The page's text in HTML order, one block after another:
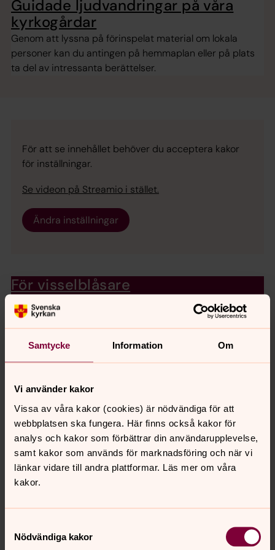
Samtycke Information Om
Vi använder kakor
Vissa av våra kakor (cookies) är nödvändiga för att
webbplatsen ska fungera. Här finns också kakor för
analys och kakor som förbättrar din användarupplevelse,
samt kakor som används för marknadsföring och när vi
länkar vidare till andra plattformar. Läs mer om våra
kakor.
Nödvändiga kakor
Guidade ljudvandringar på våra
kyrkogårdar
Genom att lyssna på förinspelat material om lokala
personer kan du antingen på hemmaplan eller på plats
ta del av intressanta berättelser.
För att se innehållet behöver du acceptera kakor
för inställningar.
Se videon på Streamio i stället.
Ändra inställningar
För visselblåsare
Inom Falkenbergs pastorat är vi angelägna om att leva
efter våra riktlinjer, principer och gällande lagar. Vi vill
göra det möjligt att tidigt fånga upp och agera på
signaler om eventuella missförhållanden inom
organisationen.
Kyrkans SOS
Kyrkans SOS är en fristående ideell organisation som
erbjuder kris- och samtalsjour. Du kan ringa SOS-
telefonen eller skriva till SOS-brevlådan. Du får vara
anonym. För dig mellan 12 och 25 år finns
Nätvandrarchatten.
Ansvar & organisation
Falkenbergs pastorat bildades 1 januari 2017 och består
av 14 församlingar. Geografiskt ligger pastoratet i